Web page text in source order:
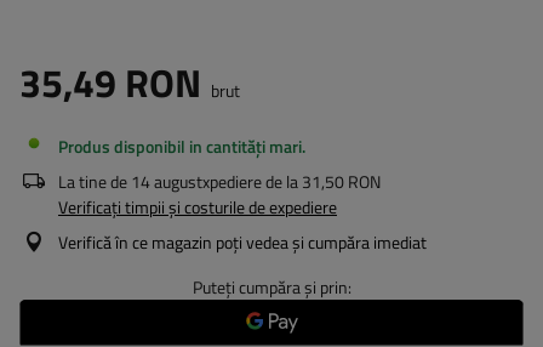
35,49 RON brut
Produs disponibil in cantități mari
La tine de14 augustxpediere de la31,50 RON
Verificați timpii și costurile de expediere
Verifică în ce magazin poți vedea și cumpăra imediat
Puteți cumpăra și prin: